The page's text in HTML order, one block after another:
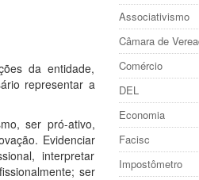
da entidade,
representar a
ser pró-ativo,
Evidenciar
interpretar
ser
Associativismo
Câmara de
Comércio
DEL
Economia
Facisc
Impostômetro